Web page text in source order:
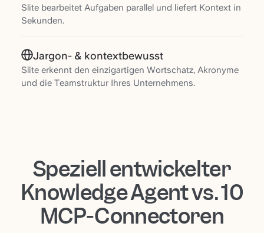
Slite bearbeitet Aufgaben parallel und liefert Kontext in
Sekunden.
Jargon- & kontextbewusst
Slite erkennt den einzigartigen Wortschatz, Akronyme
und die Teamstruktur Ihres Unternehmens.
Speziell entwickelter
Knowledge Agent vs. 10
MCP-Connectoren